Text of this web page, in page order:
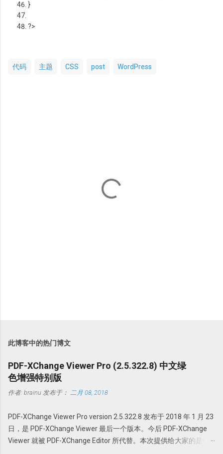
}
?>
代码 主题 CSS post WordPress
此博客中的热门博文
PDF-XChange Viewer Pro (2.5.322.8) 中文绿
色增强特别版
作者: brainu 发布于： 二月 08, 2018
PDF-XChange Viewer Pro version 2.5.322.8 发布于 2018 年 1 月 23
日，是 PDF-XChange Viewer 最后一个版本。今后 PDF-XChange
Viewer 就被 PDF-XChange Editor 所代替。本次提供给大家的是中